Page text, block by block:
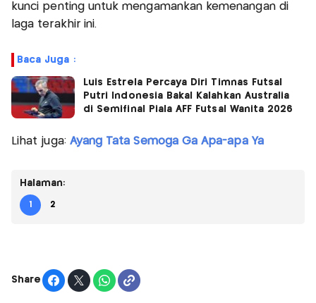
kunci penting untuk mengamankan kemenangan di
laga terakhir ini.
Baca Juga :
Luis Estrela Percaya Diri Timnas Futsal
Putri Indonesia Bakal Kalahkan Australia
di Semifinal Piala AFF Futsal Wanita 2026
Lihat juga: Ayang Tata Semoga Ga Apa-apa Ya
Halaman:
1 2
Share